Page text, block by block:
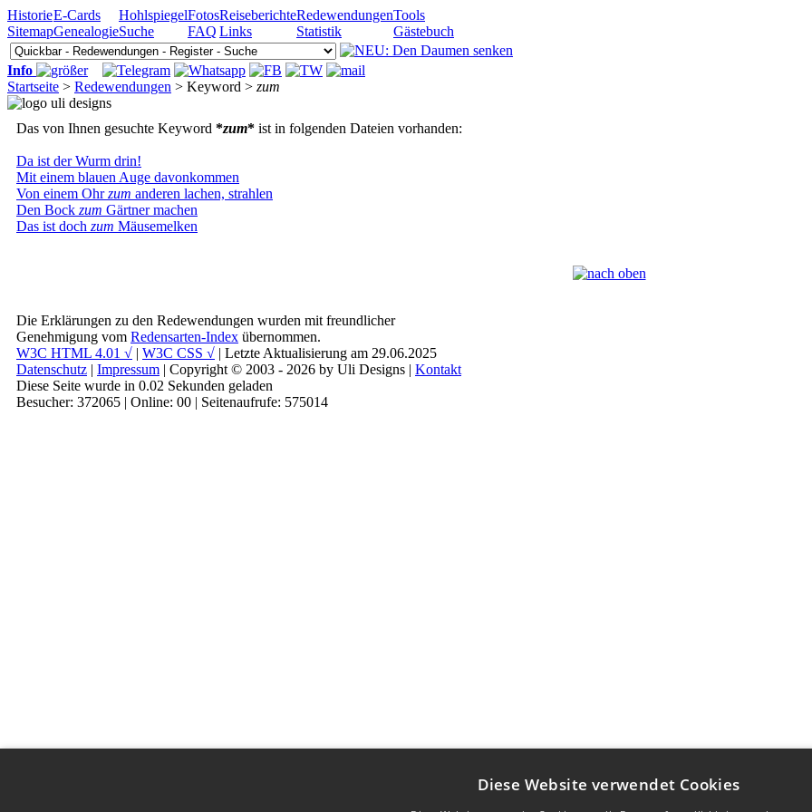
HistorieE-Cards HohlspiegelFotosReiseberichteRedewendungenTools
SitemapGenealogieSuche FAQ Links Statistik Gästebuch
Info
Startseite > Redewendungen > Keyword > zum
Das von Ihnen gesuchte Keyword *zum* ist in folgenden Dateien vorhanden:
Da ist der Wurm drin!
Mit einem blauen Auge davonkommen
Von einem Ohrzum anderen lachen, strahlen
Den Bock zum Gärtner machen
Das ist doch zum Mäusemelken
Die Erklärungen zu den Redewendungen wurden mit freundlicher
Genehmigung vom Redensarten-Index übernommen.
W3C HTML 4.01 √ | W3C CSS √ | Letzte Aktualisierung am 29.06.2025
Datenschutz | Impressum | Copyright © 2003 - 2026 by Uli Designs | Kontakt
Diese Seite wurde in 0.02 Sekunden geladen
Besucher: 372065 | Online: 00 | Seitenaufrufe: 575014
Diese Website verwendet Cookies